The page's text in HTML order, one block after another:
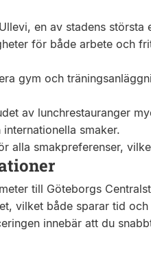
en av stadens
för både arbete och
gym och
av lunchrestauranger
smaker.
alla smakpreferenser,
till Göteborgs
vilket både sparar tid
innebär att du